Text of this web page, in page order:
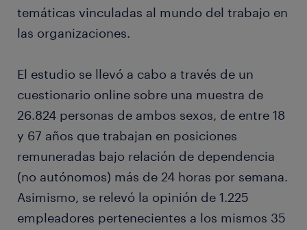
temáticas vinculadas al mundo del trabajo en
las organizaciones.
El estudio se llevó a cabo a través de un
cuestionario online sobre una muestra de
26.824 personas de ambos sexos, de entre 18
y 67 años que trabajan en posiciones
remuneradas bajo relación de dependencia
(no autónomos) más de 24 horas por semana.
Asimismo, se relevó la opinión de 1.225
empleadores pertenecientes a los mismos 35